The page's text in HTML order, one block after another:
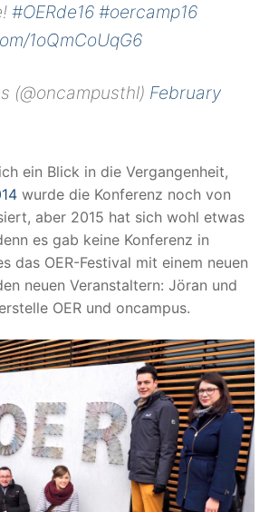
#OERde16 #oercamp16
1oQmCoUqG6
(@oncampusthl) February
ein Blick in die Vergangenheit,
wurde die Konferenz noch von
aber 2015 hat sich wohl etwas
es gab keine Konferenz in
das OER-Festival mit einem neuen
neuen Veranstaltern: Jöran und
OER und oncampus.